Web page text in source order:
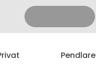
Pendlare